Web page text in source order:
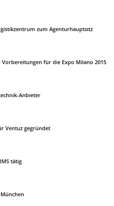
zum Agenturhauptsitz
Vorbereitungen für die Expo Milano 2015
Anbieter
Ventuz gegründet
tätig